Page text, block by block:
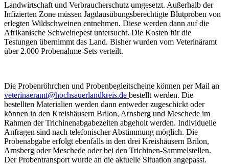
Landwirtschaft und Verbraucherschutz umgesetzt. Außerhalb der
Infizierten Zone müssen Jagdausübungsberechtigte Blutproben von
erlegten Wildschweinen entnehmen. Diese werden dann auf die
Afrikanische Schweinepest untersucht. Die Kosten für die
Testungen übernimmt das Land. Bisher wurden vom Veterinäramt
über 2.000 Probenahme-Sets verteilt.
Die Probenröhrchen und Probenbegleitscheine können per Mail an
veterinaeramt@hochsauerlandkreis.de bestellt werden. Die
bestellten Materialien werden dann entweder zugeschickt oder
können in den Kreishäusern Brilon, Arnsberg und Meschede im
Rahmen der Trichinenabgabezeiten abgeholt werden. Individuelle
Anfragen sind nach telefonischer Abstimmung möglich. Die
Probenabgabe erfolgt ebenfalls in den drei Kreishäusern Brilon,
Arnsberg oder Meschede oder bei den Trichinen-Sammelstellen.
Der Probentransport wurde an die aktuelle Situation angepasst.